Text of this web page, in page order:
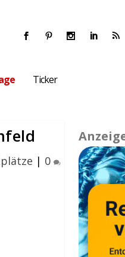
Ticker
| 0